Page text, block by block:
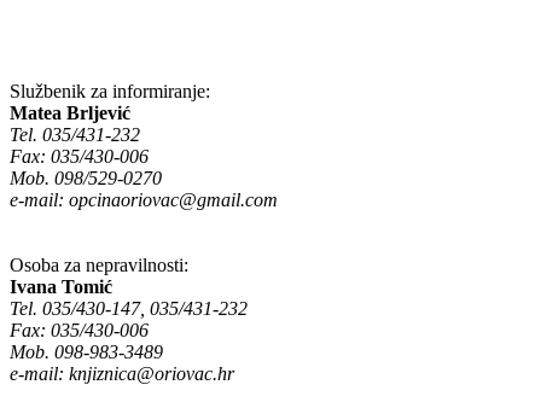
Službenik za informiranje:
Matea Brljević
Tel. 035/431-232
Fax: 035/430-006
Mob. 098/529-0270
e-mail: opcinaoriovac@gmail.com
Osoba za nepravilnosti:
Ivana Tomić
Tel. 035/430-147, 035/431-232
Fax: 035/430-006
Mob. 098-983-3489
e-mail: knjiznica@oriovac.hr